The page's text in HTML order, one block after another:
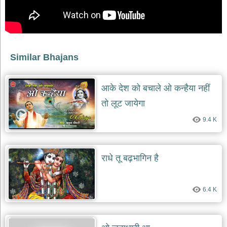
भक्ति
bhajans
खाटू
श्याम
भजन
khatu
shaym
bhajans
रानी
सती
दादी
भजन
rani
sati
dadi
bhajans
बावा
Similar Bhajans
आके देश को बचाले ओ कन्हैया नहीं
तो लूट जायेगा
9.4 K
राधे तू बढ़भागिन है
6.4 K